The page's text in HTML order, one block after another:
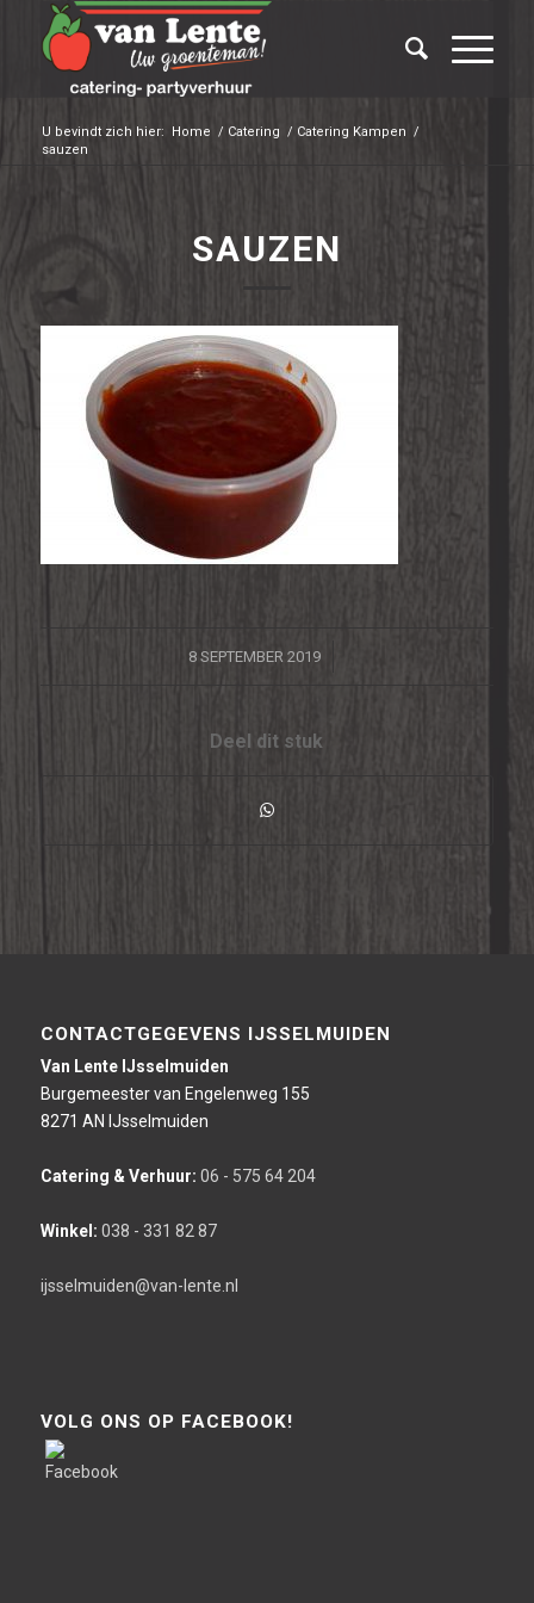
U bevindt zich hier: Home / Catering / Catering Kampen /
sauzen
SAUZEN
8 SEPTEMBER 2019
/
Deel dit stuk
CONTACTGEGEVENS IJSSELMUIDEN
Van Lente IJsselmuiden
Burgemeester van Engelenweg 155
8271 AN IJsselmuiden
Catering & Verhuur: 06 - 575 64 204
Winkel: 038 - 331 82 87
ijsselmuiden@van-lente.nl
VOLG ONS OP FACEBOOK!